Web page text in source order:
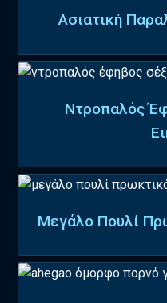
Ασιατική
Ντροπαλός
Μεγάλο Πουλί